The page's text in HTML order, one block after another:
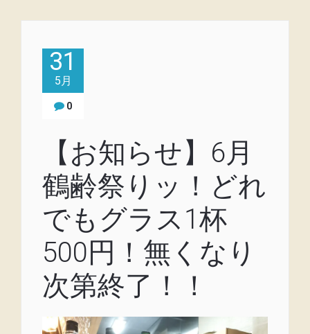
31
5月
0
【お知らせ】6月
鶴齢祭りッ！どれ
でもグラス1杯
500円！無くなり
次第終了！！